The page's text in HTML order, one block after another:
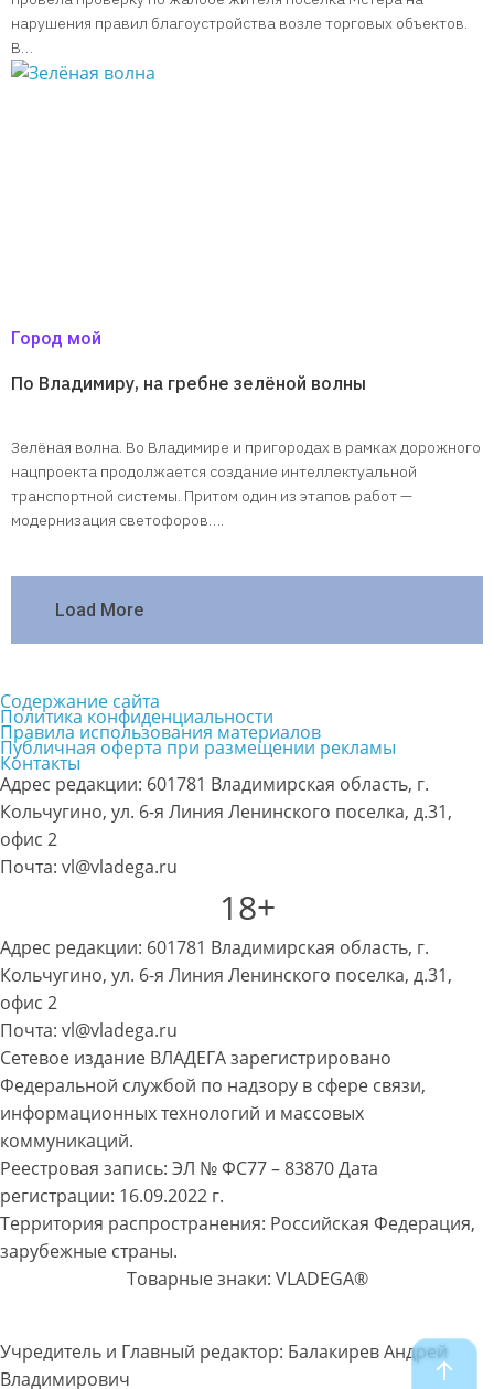
нарушения правил благоустройства возле торговых объектов.
В…
Город мой
По Владимиру, на гребне зелёной волны
Зелёная волна. Во Владимире и пригородах в рамках дорожного
нацпроекта продолжается создание интеллектуальной
транспортной системы. Притом один из этапов работ —
модернизация светофоров….
Load More
Содержание сайта
Политика конфиденциальности
Правила использования материалов
Публичная оферта при размещении рекламы
Контакты
Адрес редакции: 601781 Владимирская область, г.
Кольчугино, ул. 6-я Линия Ленинского поселка, д.31,
офис 2
Почта: vl@vladega.ru
18+
Адрес редакции: 601781 Владимирская область, г.
Кольчугино, ул. 6-я Линия Ленинского поселка, д.31,
офис 2
Почта: vl@vladega.ru
Сетевое издание ВЛАДЕГА зарегистрировано
Федеральной службой по надзору в сфере связи,
информационных технологий и массовых
коммуникаций.
Реестровая запись: ЭЛ № ФС77 – 83870 Дата
регистрации: 16.09.2022 г.
Территория распространения: Российская Федерация,
зарубежные страны.
Товарные знаки: VLADEGA®
Учредитель и Главный редактор: Балакирев Андрей
Владимирович